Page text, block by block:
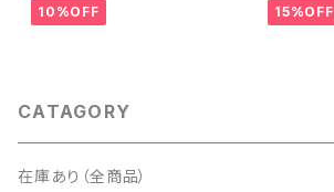
10%OFF 15%OFF
CATAGORY
在庫あり（全商品）